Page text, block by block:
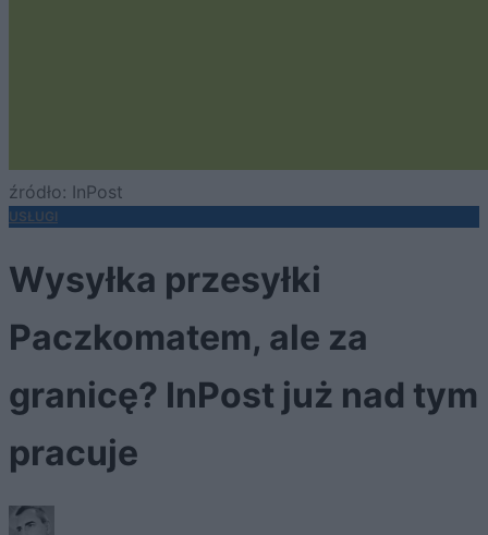
źródło: InPost
USŁUGI
Wysyłka przesyłki
Paczkomatem, ale za
granicę? InPost już nad tym
pracuje